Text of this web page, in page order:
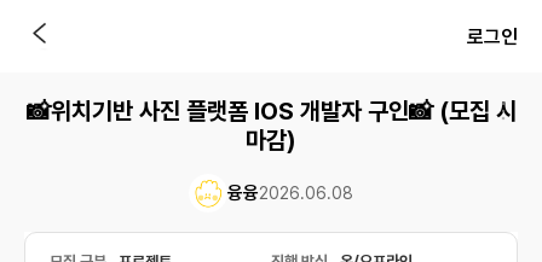
로그인
📸위치기반 사진 플랫폼 IOS 개발자 구인📸 (모집 시
마감)
융융2026.06.08